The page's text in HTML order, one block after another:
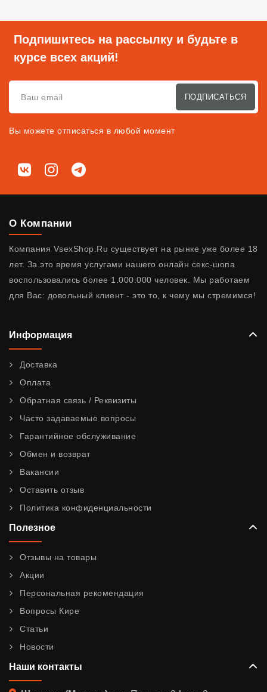
Подпишитесь на рассылку и будьте в
курсе всех акций!
ПОДПИСАТЬСЯ
Вы можете отписаться в любой момент
Мы в соц. сетях
ВКонтактеInstagramTelegram
О Компании
Компания VsexShop.Ru существует на рынке уже более 18
лет. За это время услугами нашего онлайн секс-шопа
воспользовались более 1.000.000 человек. Мы работаем
для Вас: довольный клиент - это то, к чему мы стремимся!
Информация
Доставка
Оплата
Обратная связь / Реквизиты
Часто задаваемые вопросы
Гарантийное обслуживание
Обмен и возврат
Вакансии
Оставить отзыв
Политика конфиденциальности
Полезное
Отзывы на товары
Акции
Персональная рекомендация
Вопросы Кире
Статьи
Новости
Наши контакты